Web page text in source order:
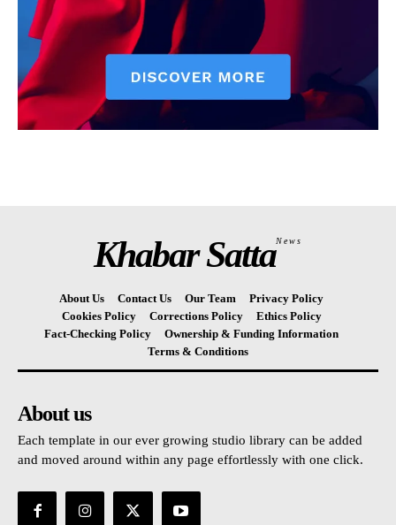
Khabar SattaNews
About Us Contact Us Our Team
Privacy Policy
Cookies Policy
Corrections Policy
Ethics Policy
Fact-Checking Policy
Ownership & Funding Information
Terms & Conditions
About us
Each template in our ever growing studio library can be added
and moved around within any page effortlessly with one click.